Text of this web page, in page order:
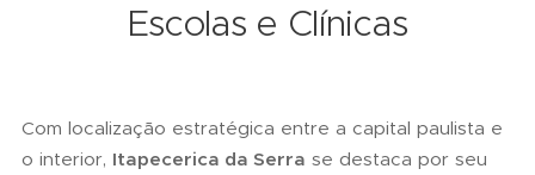
Escolas e Clínicas
Com localização estratégica entre a capital paulista e
o interior, Itapecerica da Serra se destaca por seu